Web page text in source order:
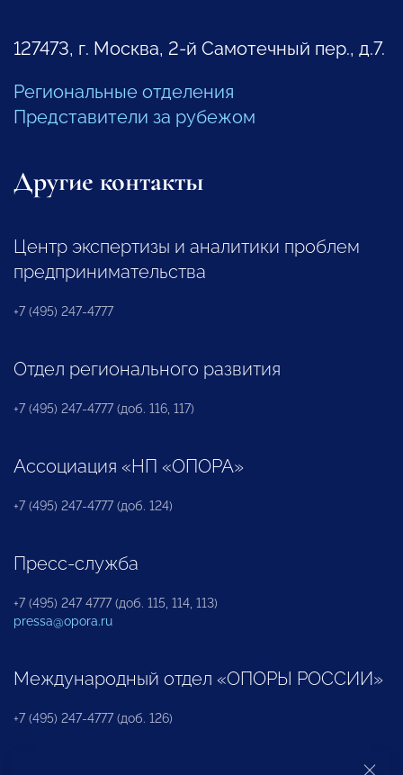
127473, г. Москва, 2-й Самотечный пер., д.7.
Региональные отделения
Представители за рубежом
Другие контакты
Центр экспертизы и аналитики проблем
предпринимательства
+7 (495) 247-4777
Отдел регионального развития
+7 (495) 247-4777 (доб. 116, 117)
Ассоциация «НП «ОПОРА»
+7 (495) 247-4777 (доб. 124)
Пресс-служба
+7 (495) 247 4777 (доб. 115, 114, 113)
pressa@opora.ru
Международный отдел «ОПОРЫ РОССИИ»
+7 (495) 247-4777 (доб. 126)